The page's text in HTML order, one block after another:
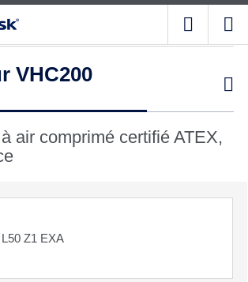
VHC200

air comprimé certifié ATEX,